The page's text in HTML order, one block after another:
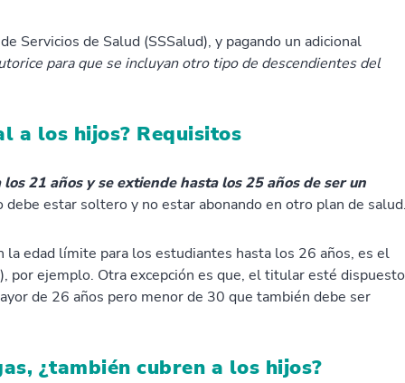
Servicios de Salud (SSSalud), y pagando un adicional
para que se incluyan otro tipo de descendientes del
a los hijos? Requisitos
21 años y se extiende hasta los 25 años de ser un
debe estar soltero y no estar abonando en otro plan de
la edad límite para los estudiantes hasta los 26 años, es el
por ejemplo. Otra excepción es que, el titular esté
de 26 años pero menor de 30 que también debe ser
¿también cubren a los hijos?